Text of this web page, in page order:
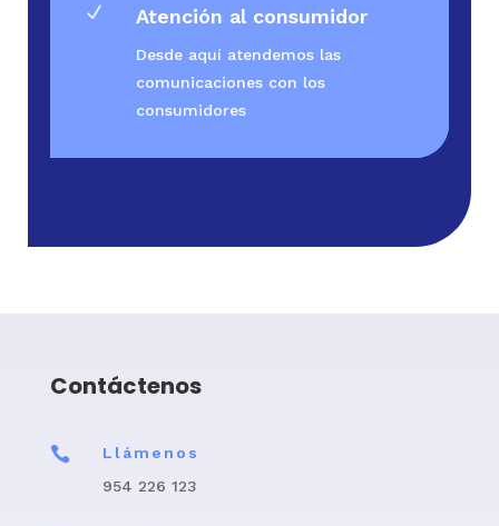
N Atención al consumidor
Desde aquí atendemos las
comunicaciones con los
consumidores
Contáctenos

Llámenos
954 226 123